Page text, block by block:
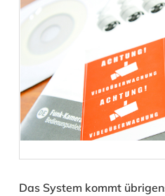
Das System kommt